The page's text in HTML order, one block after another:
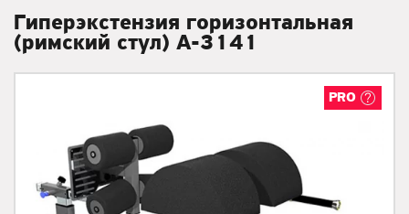
Гиперэкстензия горизонтальная
(римский стул) A-3141
PRO